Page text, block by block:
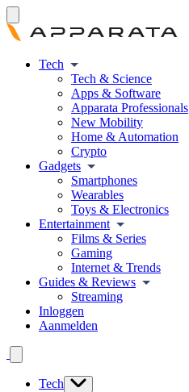
Tech
Tech & Science
Apps & Software
Apparata Professionals
New Mobility
Home & Automation
Crypto
Gadgets
Smartphones
Wearables
Toys & Electronics
Entertainment
Films & Series
Gaming
Internet & Trends
Guides & Reviews
Streaming
Inloggen
Aanmelden
Tech